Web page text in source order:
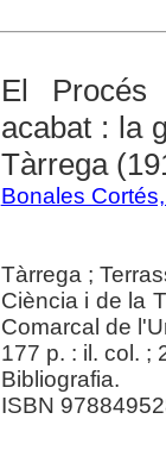
El Procés
acabat : la
Tàrrega
Bonales
Tàrrega ;
Ciència i de la
Comarcal de
177 p. : il. col. ;
Bibliografia.
ISBN